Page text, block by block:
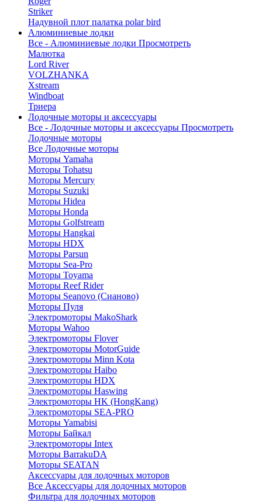
Striker
Надувной плот палатка polar bird
Алюминиевые лодки
Все - Алюминиевые лодки Просмотреть
Малютка
Lord River
VOLZHANKA
Xstream
Windboat
Триера
Лодочные моторы и аксессуары
Все - Лодочные моторы и аксессуары Просмотреть
Лодочные моторы
Все Лодочные моторы
Моторы Yamaha
Моторы Tohatsu
Моторы Mercury
Моторы Suzuki
Моторы Hidea
Моторы Honda
Моторы Golfstream
Моторы Hangkai
Моторы HDX
Моторы Parsun
Моторы Sea-Pro
Моторы Toyama
Моторы Reef Rider
Моторы Seanovo (Сианово)
Моторы Пуля
Электромоторы MakoShark
Моторы Wahoo
Электромоторы Flover
Электромоторы MotorGuide
Электромоторы Minn Kota
Электромоторы Haibo
Электромоторы HDX
Электромоторы Haswing
Электромоторы HK (HongKang)
Электромоторы SEA-PRO
Моторы Yamabisi
Моторы Байкал
Электромоторы Intex
Моторы BarrakuDA
Моторы SEATAN
Аксессуары для лодочных моторов
Все Аксессуары для лодочных моторов
Фильтра для лодочных моторов